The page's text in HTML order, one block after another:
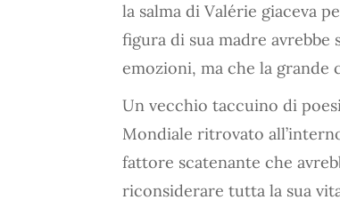
la salma di Valérie giaceva
figura di sua madre
emozioni, ma che la grande
Un vecchio taccuino di
Mondiale ritrovato
fattore scatenante che
riconsiderare tutta la sua